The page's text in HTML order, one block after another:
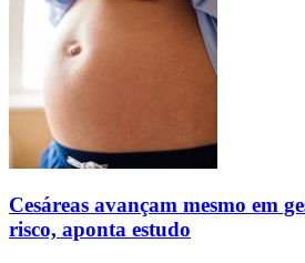
Cesáreas avançam mesmo em
risco, aponta estudo